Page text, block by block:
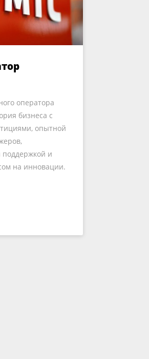
оператора
бизнеса с
опытной
поддержкой и
на инновации.